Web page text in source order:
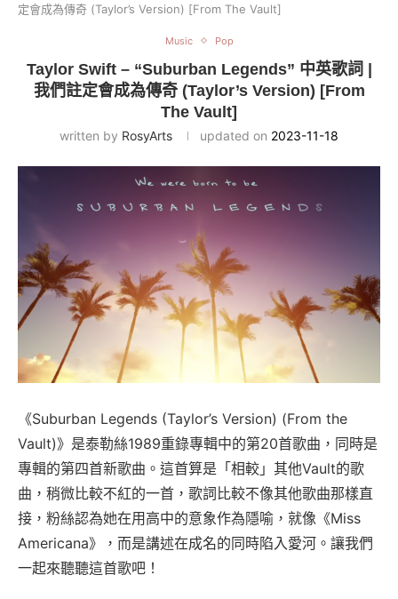
定會成為傳奇 (Taylor’s Version) [From The Vault]
Music Pop
Taylor Swift – “Suburban Legends” 中英歌詞 |
我們註定會成為傳奇 (Taylor’s Version) [From
The Vault]
written by RosyArts updated on 2023-11-18
《Suburban Legends (Taylor’s Version) (From the
Vault)》是泰勒絲1989重錄專輯中的第20首歌曲，同時是
專輯的第四首新歌曲。這首算是「相較」其他Vault的歌
曲，稍微比較不紅的一首，歌詞比較不像其他歌曲那樣直
接，粉絲認為她在用高中的意象作為隱喻，就像《Miss
Americana》，而是講述在成名的同時陷入愛河。讓我們
一起來聽聽這首歌吧！